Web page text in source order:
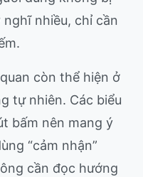
nhiều, chỉ cần
còn thể hiện ở
tự nhiên. Các biểu
bấm nên mang ý
“cảm nhận”
cần đọc hướng